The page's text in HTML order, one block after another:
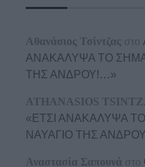
Αθανάσιος Τσίντζας στο
ΑΝΑΚΑΛΥΨΑ ΤΟ
ΤΗΣ ΑΝΔΡΟΥ!…»
ATHANASIOS
«ΕΤΣΙ ΑΝΑΚΑΛΥΨΑ
ΝΑΥΑΓΙΟ ΤΗΣ
Αναστασία Σαπουνά στο